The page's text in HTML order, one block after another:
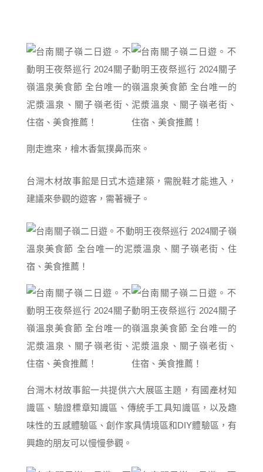
剛走進來，檜木香氣撲鼻而來。
台灣木材故事館是日式木造建築，需脫鞋才能進入，
建議來參觀的遊客，需著襪子。
台灣木材故事館一共提供六大展區主題，有國產材知
識區、驗證標章知識區、傳統手工具知識區，以及趣
味性的五感體驗區、創作家具情境區和DIY體驗區，有
興趣的朋友可以慢慢參觀。